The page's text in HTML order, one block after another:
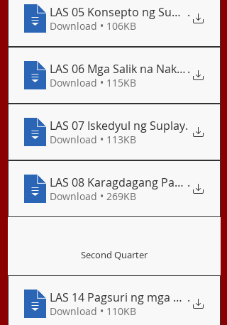
LAS 05 Konsepto ng Suplay.
Download • 106KB
LAS 06 Mga Salik na .
Download • 115KB
LAS 07 Iskedyul ng Suplay.
Download • 113KB
LAS 08 Karagdagang .
Download • 269KB
Second Quarter
LAS 14 Pagsuri ng mga Salik na
.
Download • 110KB